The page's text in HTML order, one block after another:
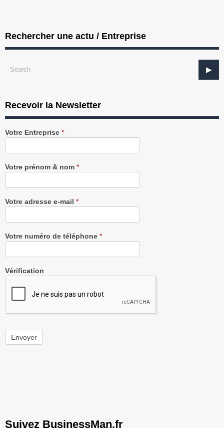
Rechercher une actu / Entreprise
Recevoir la Newsletter
Recevez
notre
gratuitement
Votre Entreprise *
Votre prénom & nom *
Votre adresse e-mail *
Votre numéro de téléphone *
Vérification
Envoyer
Suivez BusinessMan.fr